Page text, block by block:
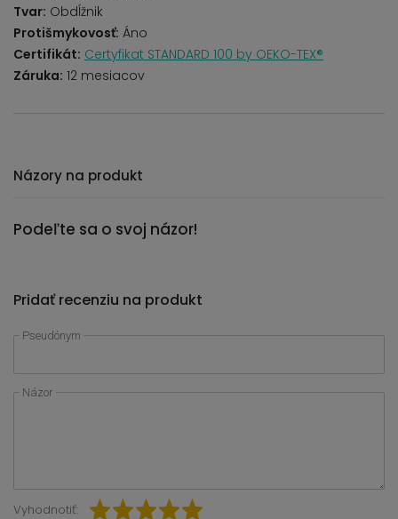
Tvar: Obdĺžnik
Protišmykovosť: Áno
Certifikát: Certyfikat STANDARD 100 by OEKO-TEX®
Záruka: 12 mesiacov
Názory na produkt
Podeľte sa o svoj názor!
Pridať recenziu na produkt
Pseudónym
Názor
Vyhodnotiť: